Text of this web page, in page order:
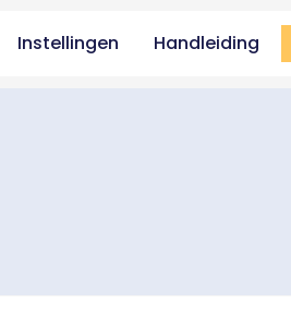
Instellingen Handleiding